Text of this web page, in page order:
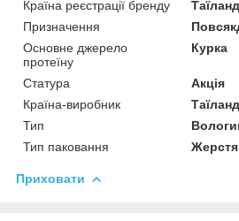
Країна реєстрації бренду
Таїланд
Призначення
Основне джерело
протеїну
Курка
Статура
Акція
Країна-виробник
Таїланд
Тип
Тип паковання
Приховати